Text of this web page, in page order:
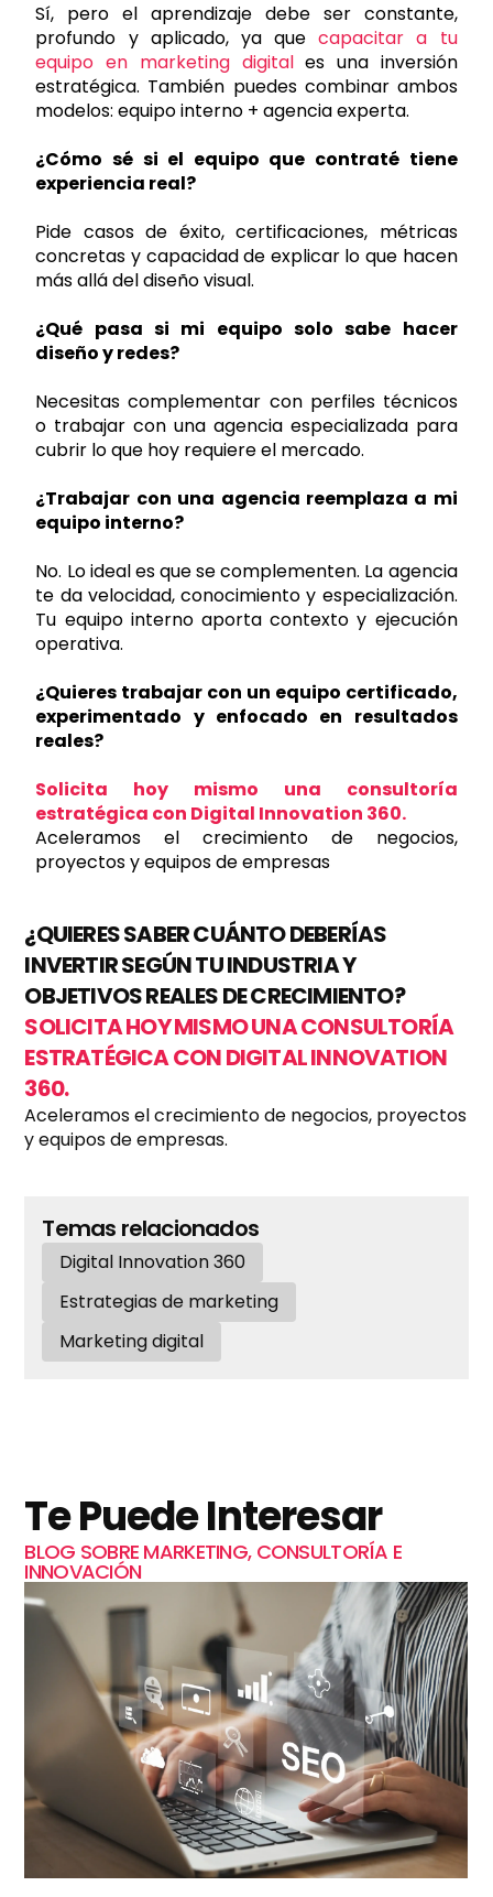
Sí, pero el aprendizaje debe ser constante,
profundo y aplicado, ya quecapacitar a tu
equipo en marketing digitales una inversión
estratégica. También puedes combinar ambos
modelos: equipo interno + agencia experta.
¿Cómo sé si el equipo que contraté tiene
experiencia real?
Pide casos de éxito, certificaciones, métricas
concretas y capacidad de explicar lo que hacen
más allá del diseño visual.
¿Qué pasa si mi equipo solo sabe hacer
diseño y redes?
Necesitas complementar con perfiles técnicos
o trabajar con una agencia especializada para
cubrir lo que hoy requiere el mercado.
¿Trabajar con una agencia reemplaza a mi
equipo interno?
No. Lo ideal es que se complementen. La agencia
te da velocidad, conocimiento y especialización.
Tu equipo interno aporta contexto y ejecución
operativa.
¿Quieres trabajar con un equipo certificado,
experimentado y enfocado en resultados
reales?
Solicita hoy mismo una consultoría
estratégica con Digital Innovation 360.
Aceleramos el crecimiento de negocios,
proyectos y equipos de empresas
¿QUIERES SABER CUÁNTO DEBERÍAS
INVERTIR SEGÚN TU INDUSTRIA Y
OBJETIVOS REALES DE CRECIMIENTO?
SOLICITA HOY MISMO UNA CONSULTORÍA
ESTRATÉGICA CON DIGITAL INNOVATION
360.
Aceleramos el crecimiento de negocios, proyectos
y equipos de empresas.
Temas relacionados
Digital Innovation 360
Estrategias de marketing
Marketing digital
Te Puede Interesar
BLOG SOBRE MARKETING, CONSULTORÍA E
INNOVACIÓN